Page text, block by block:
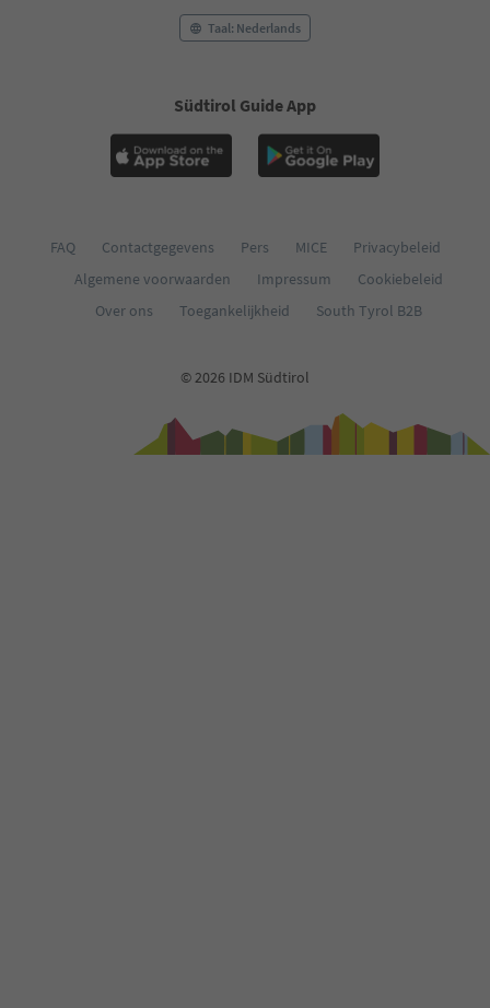
Taal: Nederlands
Südtirol Guide App
FAQ Contactgegevens Pers MICE
Privacybeleid
Algemene voorwaarden
Impressum
Cookiebeleid
Over ons
Toegankelijkheid South Tyrol B2B
© 2026 IDM Südtirol